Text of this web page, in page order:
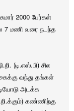
2000 பேர்கள்
7 மணி வரை நடந்த
(டி.எஸ்.பி) சில
வந்து தங்கள்
அடக்க
கண்ணிற்கு